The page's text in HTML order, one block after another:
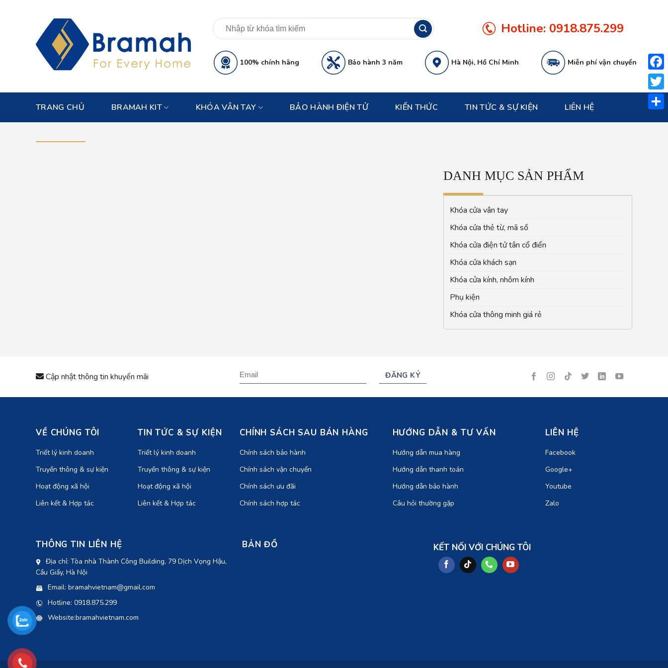
Hotline: 0918.875.299
100% chính hãng Bảo hành 3 năm Hà Nội, Hồ Chí Minh Miễn phí vận chuyển
TRANG CHỦ BRAMAH KIT KHÓA VÂN TAY BẢO HÀNH ĐIỆN TỬ KIẾN THỨC TIN TỨC & SỰ KIỆN LIÊN HỆ
DANH MỤC SẢN PHẨM
Khóa cửa vân tay
Khóa cửa thẻ từ, mã số
Khóa cửa điện tử tân cổ điển
Khóa cửa khách sạn
Khóa cửa kính, nhôm kính
Phụ kiện
Khóa cửa thông minh giá rẻ
Cập nhật thông tin khuyến mãi
VỀ CHÚNG TÔI
Triết lý kinh doanh
Truyền thông & sự kiện
Hoạt động xã hội
Liên kết & Hợp tác
TIN TỨC & SỰ KIỆN
Triết lý kinh doanh
Truyền thông & sự kiện
Hoạt động xã hội
Liên kết & Hợp tác
CHÍNH SÁCH SAU BÁN HÀNG
Chính sách bảo hành
Chính sách vận chuyển
Chính sách ưu đãi
Chính sách hợp tác
HƯỚNG DẪN & TƯ VẤN
Hướng dẫn mua hàng
Hướng dẫn thanh toán
Hướng dẫn bảo hành
Câu hỏi thường gặp
LIÊN HỆ
Facebook
Google+
Youtube
Zalo
THÔNG TIN LIÊN HỆ
Địa chỉ: Tòa nhà Thành Công Building, 79 Dịch Vọng Hậu,
Cầu Giấy, Hà Nội
Email: bramahvietnam@gmail.com
Hotline: 0918.875.299
Website:bramahvietnam.com
BẢN ĐỒ KẾT NỐI VỚI CHÚNG TÔI